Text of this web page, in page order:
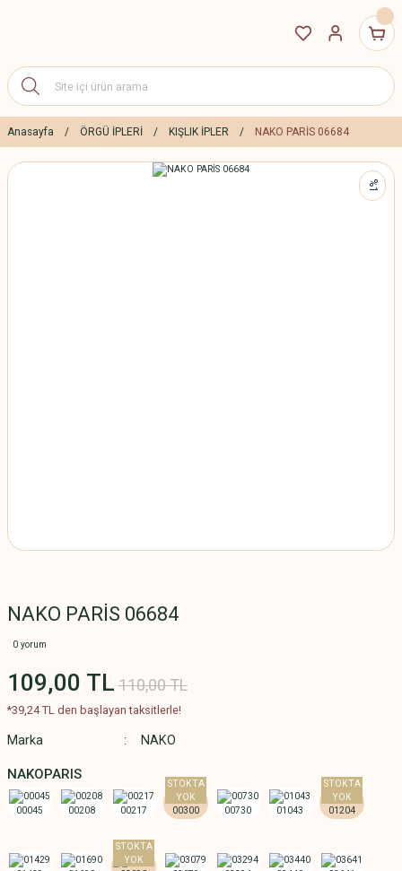
Anasayfa ÖRGÜ İPLERİ KIŞLIK İPLER NAKO PARİS 06684
%1
NAKO PARİS 06684
0 yorum
109,00 TL 110,00 TL
*39,24 TL den başlayan taksitlerle!
Marka NAKO
NAKOPARIS